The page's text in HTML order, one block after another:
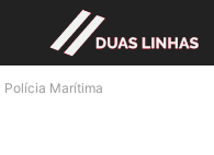
Polícia Marítima